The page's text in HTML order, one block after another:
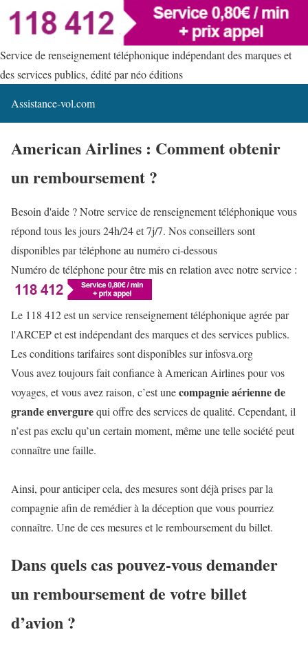
Service de renseignement téléphonique indépendant des marques et
des services publics, édité par néo éditions
Assistance-vol.com
American Airlines : Comment obtenir
un remboursement ?
Besoin d'aide ? Notre service de renseignement téléphonique vous
répond tous les jours 24h/24 et 7j/7. Nos conseillers sont
disponibles par téléphone au numéro ci-dessous
Numéro de téléphone pour être mis en relation avec notre service :
Le 118 412 est un service renseignement téléphonique agrée par
l'ARCEP et est indépendant des marques et des services publics.
Les conditions tarifaires sont disponibles sur infosva.org
Vous avez toujours fait confiance à American Airlines pour vos
voyages, et vous avez raison, c’est unecompagnie aérienne de
grande envergurequi offre des services de qualité. Cependant, il
n’est pas exclu qu’un certain moment, même une telle société peut
connaître une faille.
Ainsi, pour anticiper cela, des mesures sont déjà prises par la
compagnie afin de remédier à la déception que vous pourriez
connaître. Une de ces mesures et le remboursement du billet.
Dans quels cas pouvez-vous demander
un remboursement de votre billet
d’avion ?